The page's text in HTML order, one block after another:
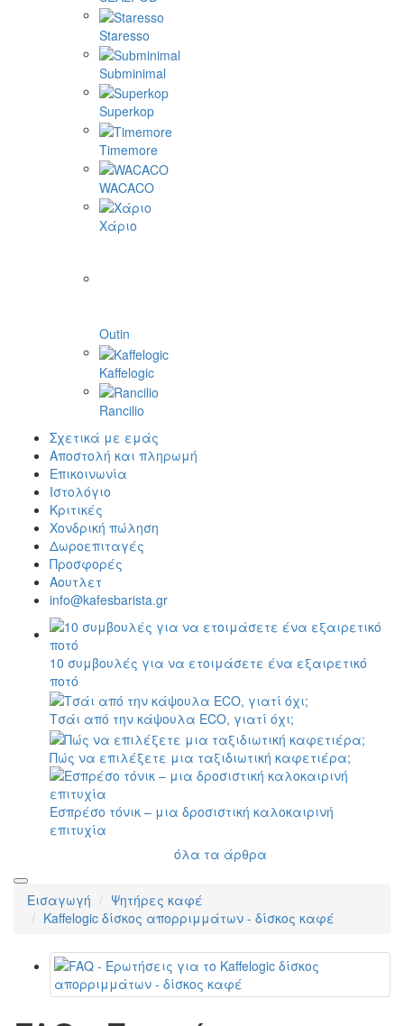
Staresso
Subminimal
Superkop
Timemore
WACACO
Χάριο
Outin
Kaffelogic
Rancilio
Σχετικά με εμάς
Αποστολή και πληρωμή
Επικοινωνία
Ιστολόγιο
Κριτικές
Χονδρική πώληση
Δωροεπιταγές
Προσφορές
Αουτλετ
info@kafesbarista.gr
10 συμβουλές για να ετοιμάσετε ένα εξαιρετικό
ποτό
Τσάι από την κάψουλα ECO, γιατί όχι;
Πώς να επιλέξετε μια ταξιδιωτική καφετιέρα;
Εσπρέσο τόνικ – μια δροσιστική καλοκαιρινή
επιτυχία
όλα τα άρθρα
Εισαγωγή
Ψητήρες καφέ
Kaffelogic δίσκος απορριμμάτων - δίσκος καφέ